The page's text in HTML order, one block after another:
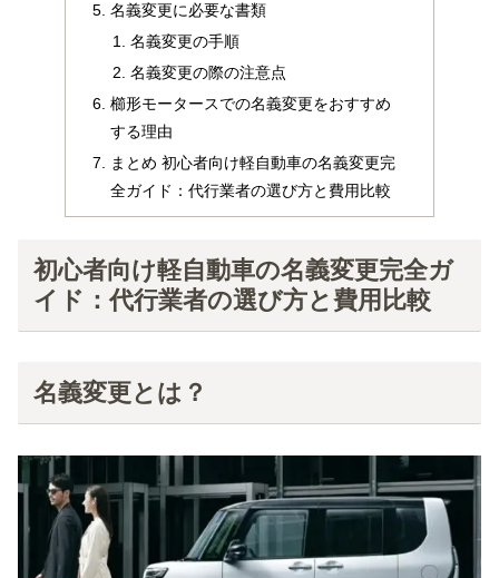
名義変更に必要な書類
名義変更の手順
名義変更の際の注意点
櫛形モータースでの名義変更をおすすめ
する理由
まとめ 初心者向け軽自動車の名義変更完
全ガイド：代行業者の選び方と費用比較
初心者向け軽自動車の名義変更完全ガ
イド：代行業者の選び方と費用比較
名義変更とは？